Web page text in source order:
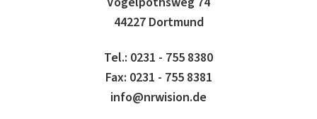
44227 Dortmund
Tel.: 0231 - 755 8380
Fax: 0231 - 755 8381
info@nrwision.de